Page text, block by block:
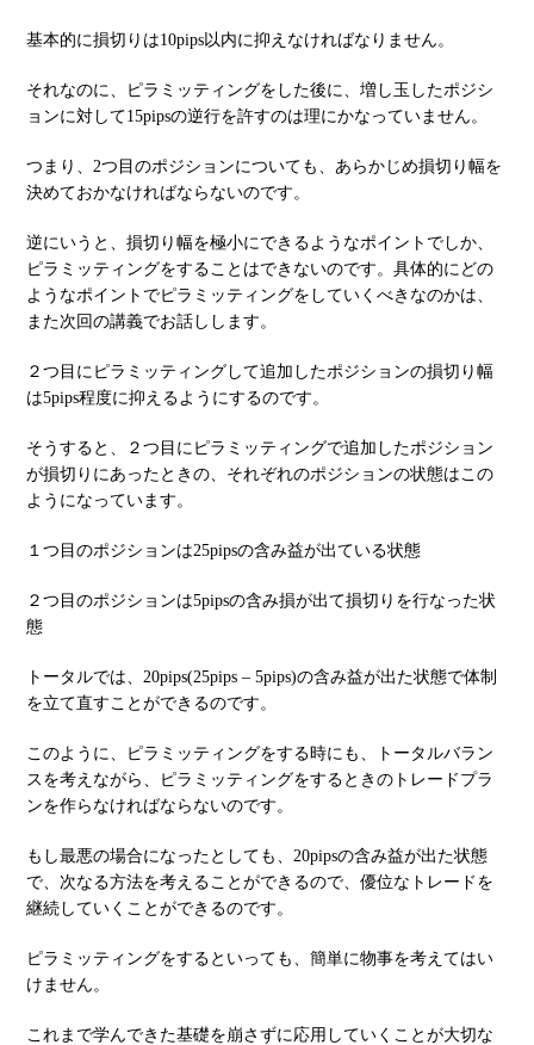
基本的に損切りは10pips以内に抑えなければなりません。
それなのに、ピラミッティングをした後に、増し玉したポジシ
ョンに対して15pipsの逆行を許すのは理にかなっていません。
つまり、2つ目のポジションについても、あらかじめ損切り幅を
決めておかなければならないのです。
逆にいうと、損切り幅を極小にできるようなポイントでしか、
ピラミッティングをすることはできないのです。具体的にどの
ようなポイントでピラミッティングをしていくべきなのかは、
また次回の講義でお話しします。
２つ目にピラミッティングして追加したポジションの損切り幅
は5pips程度に抑えるようにするのです。
そうすると、２つ目にピラミッティングで追加したポジション
が損切りにあったときの、それぞれのポジションの状態はこの
ようになっています。
１つ目のポジションは25pipsの含み益が出ている状態
２つ目のポジションは5pipsの含み損が出て損切りを行なった状
態
トータルでは、20pips(25pips – 5pips)の含み益が出た状態で体制
を立て直すことができるのです。
このように、ピラミッティングをする時にも、トータルバラン
スを考えながら、ピラミッティングをするときのトレードプラ
ンを作らなければならないのです。
もし最悪の場合になったとしても、20pipsの含み益が出た状態
で、次なる方法を考えることができるので、優位なトレードを
継続していくことができるのです。
ピラミッティングをするといっても、簡単に物事を考えてはい
けません。
これまで学んできた基礎を崩さずに応用していくことが大切な